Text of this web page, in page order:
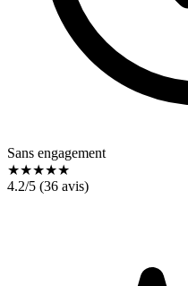
Sans engagement
★★★★★
4.2/5 (36 avis)